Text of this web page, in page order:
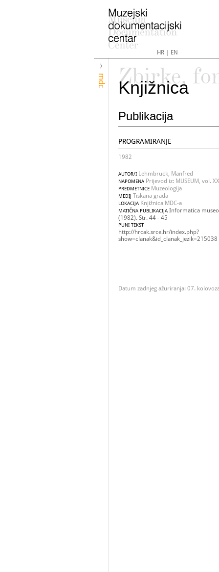
HR| EN
mdc
Zbirke,
Knjižnica
Publikacija
PROGRAMIRANJE
1982
AUTOR/I Lehmbruck, Manfred
NAPOMENA Prijevod iz: MUSEUM, vol.
PREDMETNICE Muzeologija
MEDIJ Tiskana građa
LOKACIJA Knjižnica MDC-a
MATIČNA PUBLIKACIJA Informatica
(1982). Str. 44 - 45
PUNI TEKST
http://hrcak.srce.hr/index.php?
show=clanak&id_clanak_jezik=215038
Datum zadnjeg ažuriranja: 07.